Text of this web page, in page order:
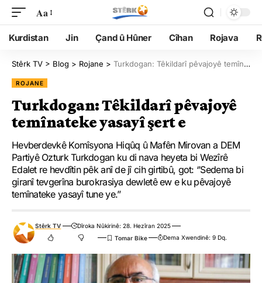
Aa
Kurdistan Jin Çand û Hûner Cîhan Rojava
Stêrk TV > Blog > Rojane > Turkdogan: Têkildarî pêvajoyê temînateke yasayî şert e
ROJANE
Turkdogan: Têkildarî pêvajoyê
temînateke yasayî şert e
Hevberdevkê Komîsyona Hiqûq û Mafên Mirovan a DEM
Partiyê Ozturk Turkdogan ku di nava heyeta bi Wezîrê
Edalet re hevdîtin pêk anî de jî cih girtibû, got: ‘’Sedema bi
giranî tevgerîna burokrasiya dewletê ew e ku pêvajoyê
temînateke yasayî tune ye.’’
Stêrk TV
Dîroka Nûkirinê: 28. Hezîran 2025
Dema Xwendinê: 9 Dq.